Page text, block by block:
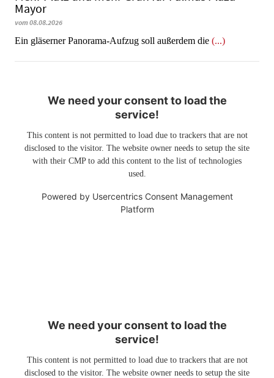
Mayor
vom 08.08.2026
Ein gläserner Panorama-Aufzug soll außerdem die (...)
We need your consent to load the
service!
This content is not permitted to load due to trackers that are not
disclosed to the visitor. The website owner needs to setup the site
with their CMP to add this content to the list of technologies
used.
Powered by Usercentrics Consent Management
Platform
We need your consent to load the
service!
This content is not permitted to load due to trackers that are not
disclosed to the visitor. The website owner needs to setup the site